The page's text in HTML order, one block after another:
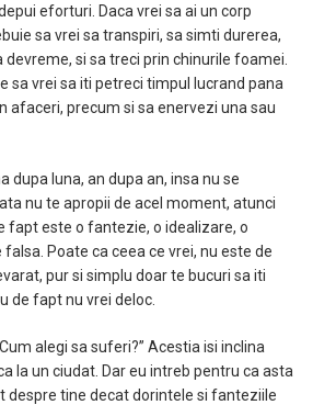
eforturi. Daca vrei sa ai un corp
sa vrei sa transpiri, sa simti durerea,
si sa treci prin chinurile foamei.
sa vrei sa iti petreci timpul lucrand pana
afaceri, precum si sa enervezi una sau
dupa luna, an dupa an, insa nu se
nu te apropii de acel moment, atunci
fapt este o fantezie, o idealizare, o
Poate ca ceea ce vrei, nu este de
pur si simplu doar te bucuri sa iti
de fapt nu vrei deloc.
alegi sa suferi?” Acestia isi inclina
la un ciudat. Dar eu intreb pentru ca asta
despre tine decat dorintele si fanteziile